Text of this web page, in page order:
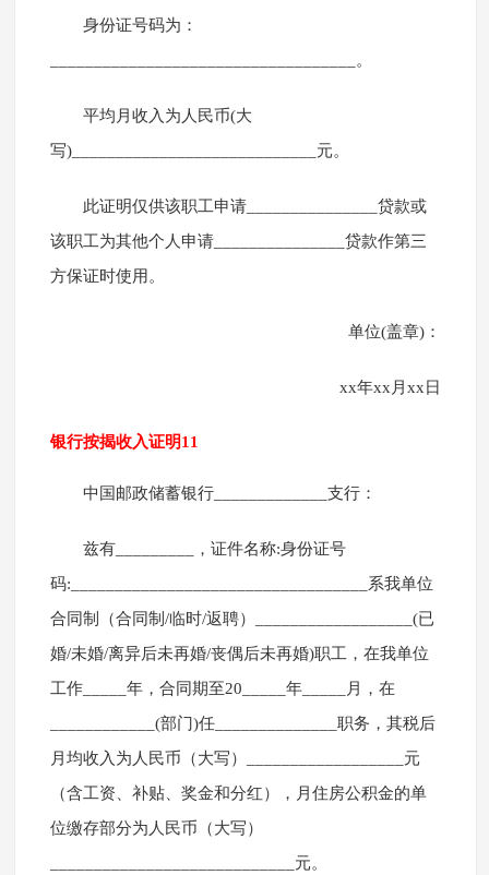
身份证号码为：
___________________________________。
平均月收入为人民币(大
写)____________________________元。
此证明仅供该职工申请_______________贷款或
该职工为其他个人申请_______________贷款作第三
方保证时使用。
单位(盖章)：
xx年xx月xx日
银行按揭收入证明11
中国邮政储蓄银行_____________支行：
兹有_________，证件名称:身份证号
码:__________________________________系我单位
合同制（合同制/临时/返聘）__________________(已
婚/未婚/离异后未再婚/丧偶后未再婚)职工，在我单位
工作_____年，合同期至20_____年_____月，在
____________(部门)任______________职务，其税后
月均收入为人民币（大写）__________________元
（含工资、补贴、奖金和分红），月住房公积金的单
位缴存部分为人民币（大写）
____________________________元。